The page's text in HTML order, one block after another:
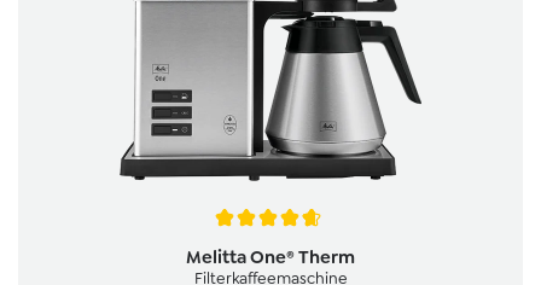
Melitta One® Therm
Filterkaffeemaschine